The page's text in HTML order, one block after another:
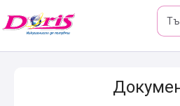
Doris -